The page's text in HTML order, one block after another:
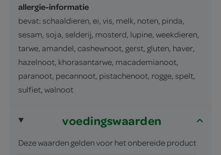
allergie-informatie
bevat: schaaldieren, ei, vis, melk, noten, pinda,
sesam, soja, selderij, mosterd, lupine, weekdieren,
tarwe, amandel, cashewnoot, gerst, gluten, haver,
hazelnoot, khorasantarwe, macademianoot,
paranoot, pecannoot, pistachenoot, rogge, spelt,
sulfiet, walnoot
voedingswaarden
Deze waarden gelden voor het onbereide product